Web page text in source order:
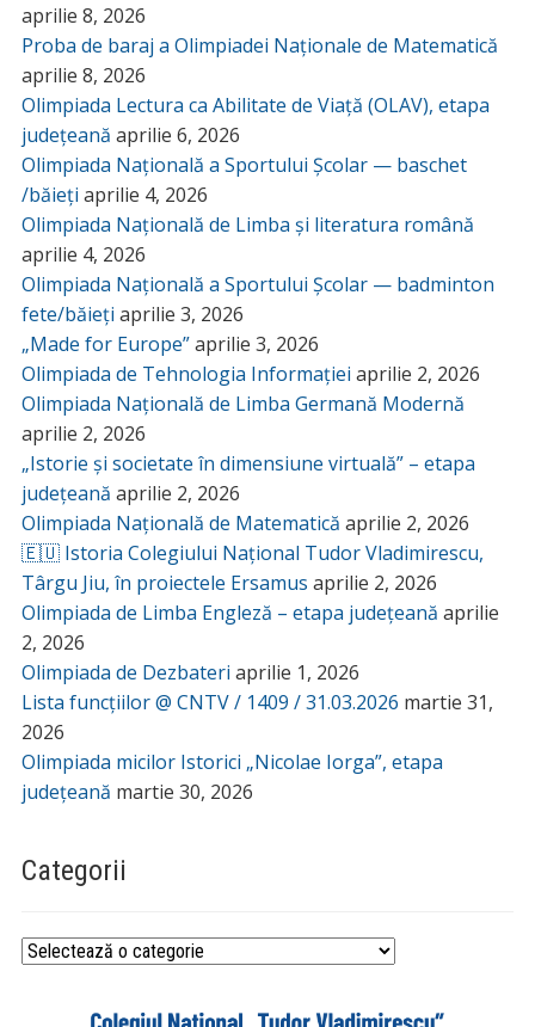
aprilie 8, 2026
Proba de baraj a Olimpiadei Naționale de Matematică
aprilie 8, 2026
Olimpiada Lectura ca Abilitate de Viață (OLAV), etapa
județeană aprilie 6, 2026
Olimpiada Națională a Sportului Școlar — baschet
/băieți aprilie 4, 2026
Olimpiada Națională de Limba și literatura română
aprilie 4, 2026
Olimpiada Națională a Sportului Școlar — badminton
fete/băieți aprilie 3, 2026
„Made for Europe”aprilie 3, 2026
Olimpiada de Tehnologia Informației aprilie 2, 2026
Olimpiada Națională de Limba Germană Modernă
aprilie 2, 2026
„Istorie și societate în dimensiune virtuală” – etapa
județeană aprilie 2, 2026
Olimpiada Națională de Matematică aprilie 2, 2026
🇪🇺 Istoria Colegiului Național Tudor Vladimirescu,
Târgu Jiu, în proiectele Ersamus aprilie 2, 2026
Olimpiada de Limba Engleză – etapa județeană aprilie
2, 2026
Olimpiada de Dezbateri aprilie 1, 2026
Lista funcțiilor @ CNTV / 1409 / 31.03.2026 martie 31,
2026
Olimpiada micilor Istorici „Nicolae Iorga”, etapa
județeană martie 30, 2026
Categorii
Categorii